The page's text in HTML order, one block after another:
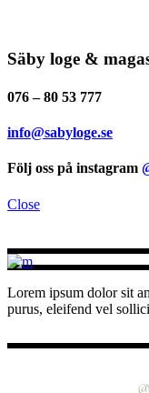
Säby loge &
076 – 80 53 777
info@sabyloge.se
Följ oss på instagram
Close
Lorem ipsum dolor sit
purus, eleifend vel